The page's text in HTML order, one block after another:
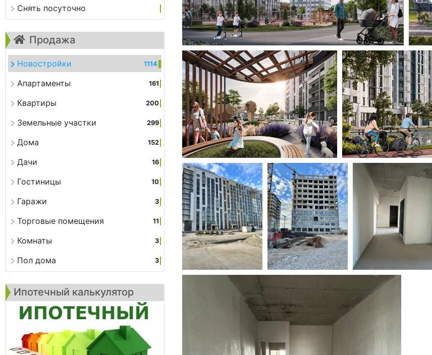
Снять посуточно
Продажа
Новостройки 1114
Апартаменты 161
Квартиры 200
Земельные участки 299
Дома 152
Дачи 16
Гостиницы 10
Гаражи 3
Торговые помещения 11
Комнаты 3
Пол дома 3
Ипотечный калькулятор